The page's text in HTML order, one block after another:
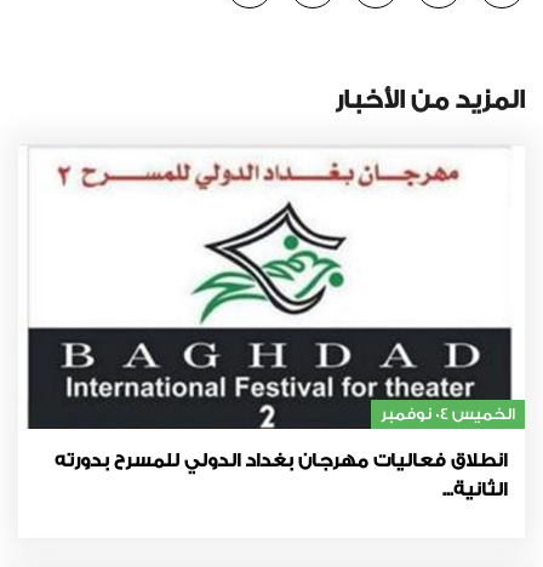
المزيد من الأخبار
الخميس 04 نوفمبر
انطلاق فعاليات مهرجان بغداد الدولي للمسرح بدورته
الثانية...